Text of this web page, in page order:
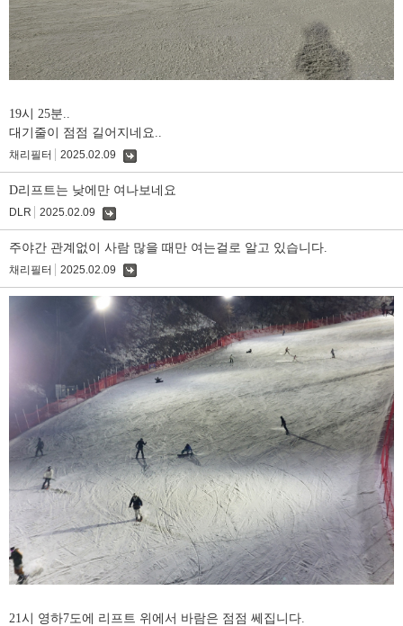
19시 25분..
대기줄이 점점 길어지네요..
채리필터 2025.02.09
D리프트는 낮에만 여나보네요
DLR 2025.02.09
주야간 관계없이 사람 많을 때만 여는걸로 알고 있습니다.
채리필터 2025.02.09
글
21시 영하7도에 리프트 위에서 바람은 점점 쎄집니다.